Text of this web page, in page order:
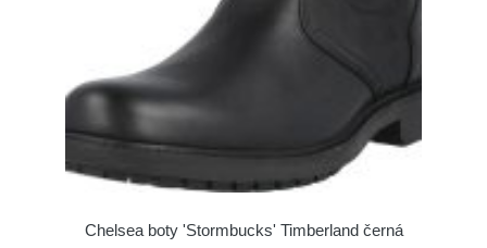
Chelsea boty 'Stormbucks' Timberland černá